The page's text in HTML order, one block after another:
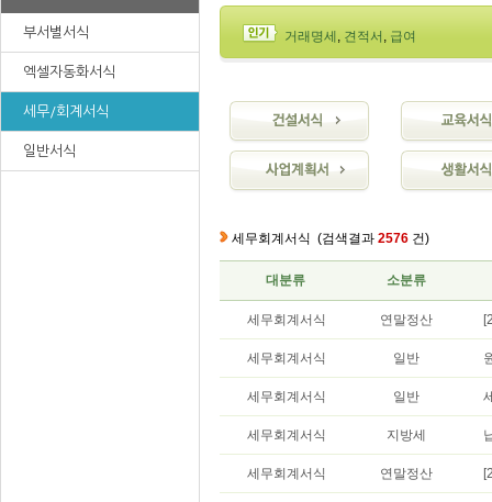
부서별서식
엑셀자동화서식
세무/회계서식
일반서식
거래명세 , 견적서 , 급여
세무회계서식 (검색결과 2576 건)
대분류 소분류
세무회계서식 연말정산
세무회계서식 일반
세무회계서식 일반
세무회계서식 지방세
세무회계서식 연말정산